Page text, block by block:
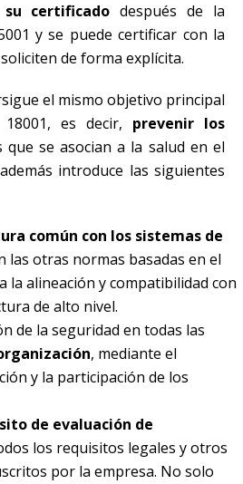
certificado después de la
y se puede certificar con la
de forma explícita.
el mismo objetivo principal
es decir, prevenir los
que se asocian a la salud en el
introduce las siguientes
común con los sistemas de
las otras normas basadas en el
la alineación y compatibilidad con
de alto nivel.
de la seguridad en todas las
, mediante el
y la participación de los
de evaluación de
los requisitos legales y otros
por la empresa. No solo